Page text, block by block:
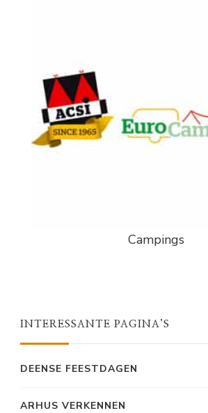
Campings
INTERESSANTE PAGINA’S
DEENSE FEESTDAGEN
ARHUS VERKENNEN